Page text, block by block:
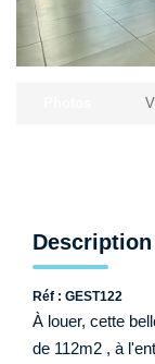
Description
Réf : GEST122
À louer, cette
de 112m2 , à